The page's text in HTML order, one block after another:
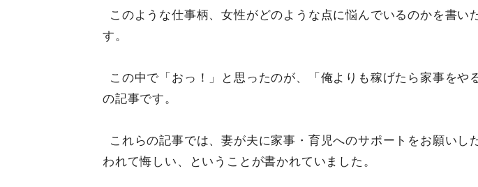
このような仕事柄、女性がどのような点に悩んでいるのかを書い
す。
この中で「おっ！」と思ったのが、「俺よりも稼げたら家事をや
の記事です。
これらの記事では、妻が夫に家事・育児へのサポートをお願いし
われて悔しい、ということが書かれていました。